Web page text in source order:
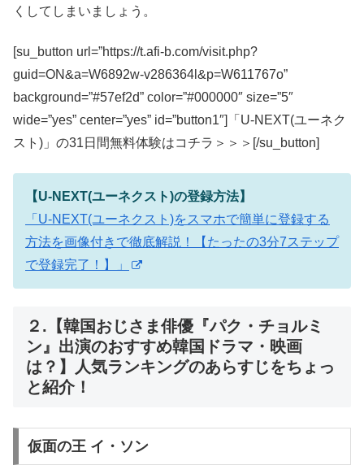
くしてしまいましょう。
[su_button url=”https://t.afi-b.com/visit.php?
guid=ON&a=W6892w-v286364l&p=W611767o”
background=”#57ef2d” color=”#000000″ size=”5″
wide=”yes” center=”yes” id=”button1″]「U-NEXT(ユーネク
スト)」の31日間無料体験はコチラ＞＞＞[/su_button]
【U-NEXT(ユーネクスト)の登録方法】
「U-NEXT(ユーネクスト)をスマホで簡単に登録する
方法を画像付きで徹底解説！【たったの3分7ステップ
で登録完了！】」
２.【韓国おじさま俳優『パク・チョルミ
ン』出演のおすすめ韓国ドラマ・映画
は？】人気ランキングのあらすじをちょっ
と紹介！
仮面の王 イ・ソン